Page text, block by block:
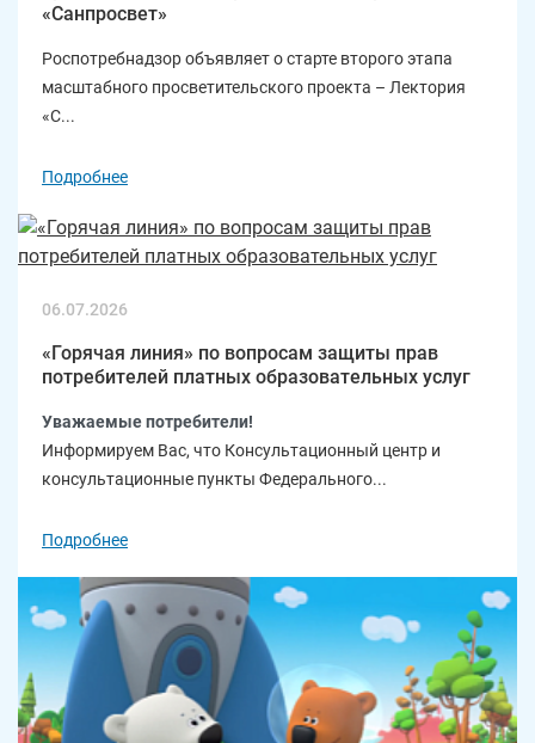
«Санпросвет»
Роспотребнадзор объявляет о старте второго этапа
масштабного просветительского проекта – Лектория
«С...
Подробнее
06.07.2026
«Горячая линия» по вопросам защиты прав
потребителей платных образовательных услуг
Уважаемые потребители!
Информируем Вас, что Консультационный центр и
консультационные пункты Федерального...
Подробнее